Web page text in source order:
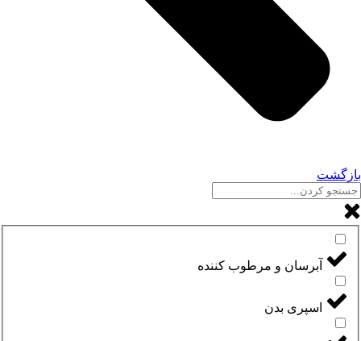
بازگشت
آبرسان و مرطوب کننده
اسپری بدن